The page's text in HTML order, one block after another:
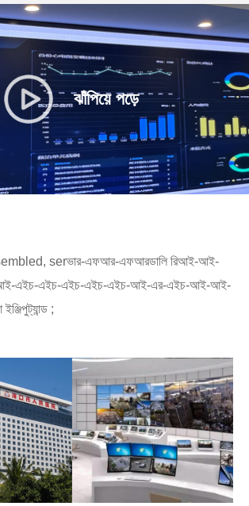
ঝাঁপিয়ে পড়ে
serভার-এফআর-এফআরডালি রিআই-আই-
এইচ-এইচ-এইচ-এইচ-এইচ-আই-এর-এইচ-আই-আই-
;